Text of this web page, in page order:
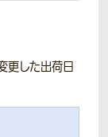
更した出荷日